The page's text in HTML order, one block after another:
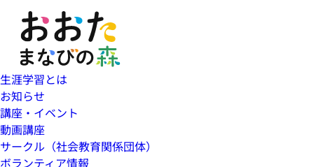
生涯学習とは
お知らせ
講座・イベント
動画講座
サークル（社会教育関係団体）
ボランティア情報